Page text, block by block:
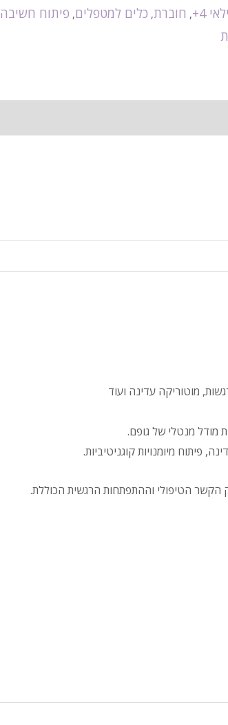
4+
, חוברת, כלים למטפלים, פיתוח חשיבה
מוטוריקה עדינה ועוד
מודל מנטלי של גופם.
פיתוח מיומנויות קוגניטיביות.
הקשר הטיפולי וההתפתחות הרגשית הכוללת.